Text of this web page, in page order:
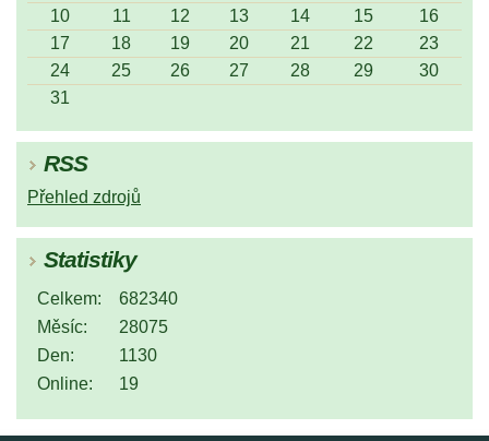
10
11 12 13 14 15
16
17
18 19 20 21 22
23
24
25 26 27 28 29
30
31
RSS
Přehled zdrojů
Statistiky
Online: 19
Celkem:
682340
Měsíc:
28075
Den:
1130